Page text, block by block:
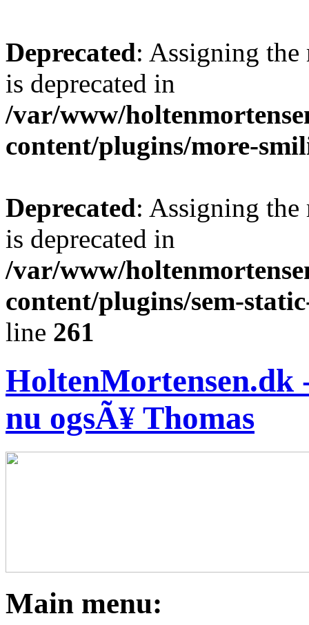
Deprecated: Assigning the
is deprecated in
/var/www/
content/plugins/more-
Deprecated: Assigning the
is deprecated in
/var/www/
content/plugins/sem-
line 261
HoltenMortensen.dk
nu ogsÃ¥ Thomas
Main menu: